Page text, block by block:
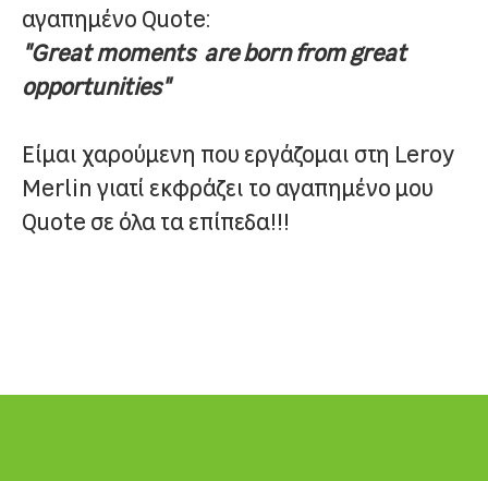
αγαπημένο Quote:
"Great moments are born from great
opportunities"
Είμαι χαρούμενη που εργάζομαι στη Leroy
Merlin γιατί εκφράζει το αγαπημένο μου
Quote σε όλα τα επίπεδα!!!